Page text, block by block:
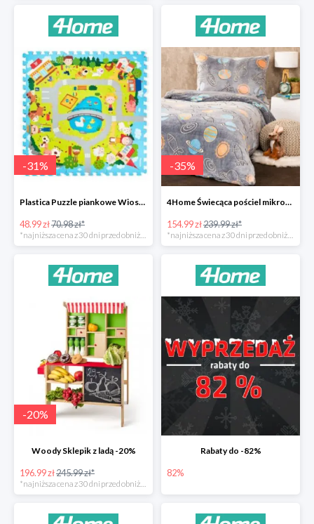
-31%
Plastica Puzzle piankowe Wioska -31%
48.99 zł70.98 zł*
-35%
4Home Świecąca pościel mikroflanela Planetarium -35%
154.99 zł239.99 zł*
-20%
Woody Sklepik z ladą -20%
196.99 zł245.99 zł*
*najniższa cena z 30 dni przed obniżką
Rabaty do -82%
82%